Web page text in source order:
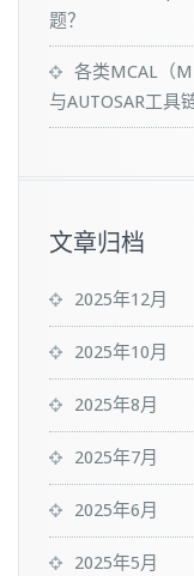
题？
各类MCAL（
与AUTOSAR工具
文章归档
2025年12月
2025年10月
2025年8月
2025年7月
2025年6月
2025年5月